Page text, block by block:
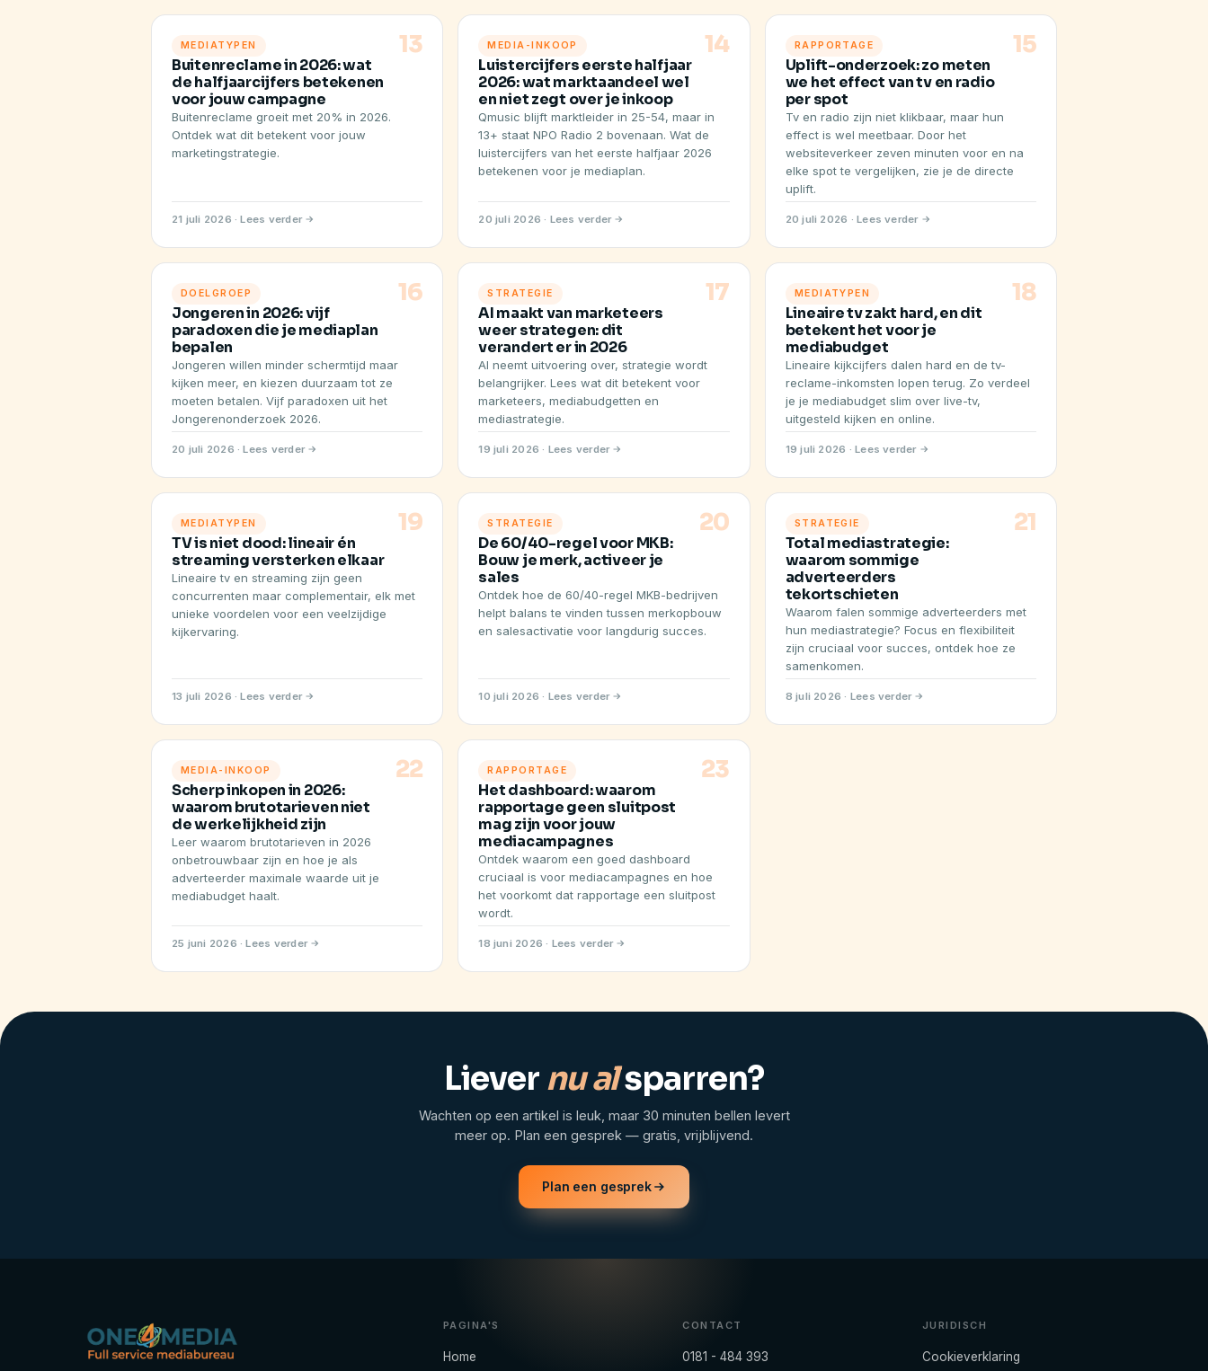
13
MEDIATYPEN
Buitenreclame in 2026: wat
de halfjaarcijfers betekenen
voor jouw campagne
Buitenreclame groeit met 20% in 2026.
Ontdek wat dit betekent voor jouw
marketingstrategie.
21 juli 2026 · Lees verder
14
MEDIA-INKOOP
Luistercijfers eerste halfjaar
2026: wat marktaandeel wel
en niet zegt over je inkoop
Qmusic blijft marktleider in 25-54, maar in
13+ staat NPO Radio 2 bovenaan. Wat de
luistercijfers van het eerste halfjaar 2026
betekenen voor je mediaplan.
20 juli 2026 · Lees verder
15
RAPPORTAGE
Uplift-onderzoek: zo meten
we het effect van tv en radio
per spot
Tv en radio zijn niet klikbaar, maar hun
effect is wel meetbaar. Door het
websiteverkeer zeven minuten voor en na
elke spot te vergelijken, zie je de directe
uplift.
20 juli 2026 · Lees verder
16
DOELGROEP
Jongeren in 2026: vijf
paradoxen die je mediaplan
bepalen
Jongeren willen minder schermtijd maar
kijken meer, en kiezen duurzaam tot ze
moeten betalen. Vijf paradoxen uit het
Jongerenonderzoek 2026.
20 juli 2026 · Lees verder
17
STRATEGIE
AI maakt van marketeers
weer strategen: dit
verandert er in 2026
AI neemt uitvoering over, strategie wordt
belangrijker. Lees wat dit betekent voor
marketeers, mediabudgetten en
mediastrategie.
19 juli 2026 · Lees verder
18
MEDIATYPEN
Lineaire tv zakt hard, en dit
betekent het voor je
mediabudget
Lineaire kijkcijfers dalen hard en de tv-
reclame-inkomsten lopen terug. Zo verdeel
je je mediabudget slim over live-tv,
uitgesteld kijken en online.
19 juli 2026 · Lees verder
19
MEDIATYPEN
TV is niet dood: lineair én
streaming versterken elkaar
Lineaire tv en streaming zijn geen
concurrenten maar complementair, elk met
unieke voordelen voor een veelzijdige
kijkervaring.
13 juli 2026 · Lees verder
20
STRATEGIE
De 60/40-regel voor MKB:
Bouw je merk, activeer je
sales
Ontdek hoe de 60/40-regel MKB-bedrijven
helpt balans te vinden tussen merkopbouw
en salesactivatie voor langdurig succes.
10 juli 2026 · Lees verder
21
STRATEGIE
Total mediastrategie:
waarom sommige
adverteerders
tekortschieten
Waarom falen sommige adverteerders met
hun mediastrategie? Focus en flexibiliteit
zijn cruciaal voor succes, ontdek hoe ze
samenkomen.
8 juli 2026 · Lees verder
22
MEDIA-INKOOP
Scherp inkopen in 2026:
waarom brutotarieven niet
de werkelijkheid zijn
Leer waarom brutotarieven in 2026
onbetrouwbaar zijn en hoe je als
adverteerder maximale waarde uit je
mediabudget haalt.
25 juni 2026 · Lees verder
23
RAPPORTAGE
Het dashboard: waarom
rapportage geen sluitpost
mag zijn voor jouw
mediacampagnes
Ontdek waarom een goed dashboard
cruciaal is voor mediacampagnes en hoe
het voorkomt dat rapportage een sluitpost
wordt.
18 juni 2026 · Lees verder
Liever nu alsparren?
Wachten op een artikel is leuk, maar 30 minuten bellen levert
meer op. Plan een gesprek — gratis, vrijblijvend.
Plan een gesprek
PAGINA'S
Home
CONTACT
0181 - 484 393
JURIDISCH
Cookieverklaring